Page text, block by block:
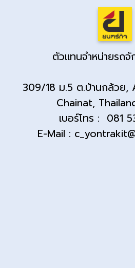
ตัวแทนจำหน่ายรถ
309/18 ม.5 ต.บ้านกล้วย,
Chainat,
เบอร์โทร : 081
E-Mail :